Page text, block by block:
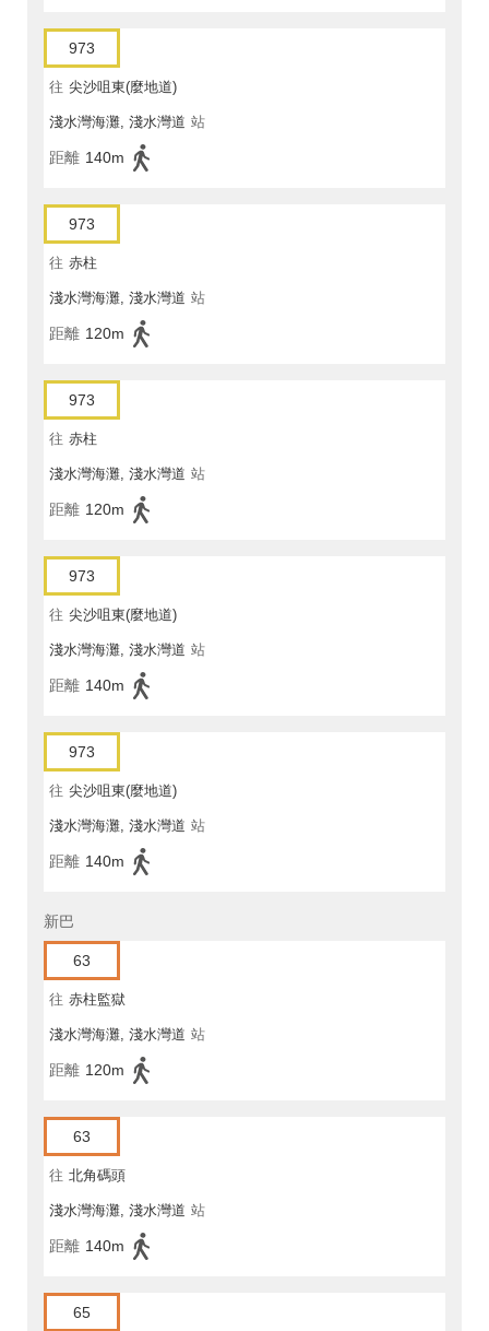
973
往 尖沙咀東(麼地道)
淺水灣海灘, 淺水灣道 站
距離 140m
973
往 赤柱
淺水灣海灘, 淺水灣道 站
距離 120m
973
往 赤柱
淺水灣海灘, 淺水灣道 站
距離 120m
973
往 尖沙咀東(麼地道)
淺水灣海灘, 淺水灣道 站
距離 140m
973
往 尖沙咀東(麼地道)
淺水灣海灘, 淺水灣道 站
距離 140m
新巴
63
往 赤柱監獄
淺水灣海灘, 淺水灣道 站
距離 120m
63
往 北角碼頭
淺水灣海灘, 淺水灣道 站
距離 140m
65